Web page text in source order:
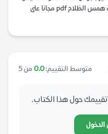
المعقدة. يمكنك تحميل الكتاب رواية همس الظلام pdf مجانا على
متوسط التقييم:0.0 من 5
حول هذا الكتاب.